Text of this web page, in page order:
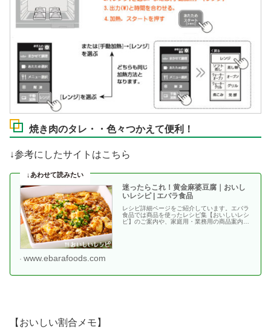
焼き肉のタレ・・色々つかえて便利！
↓参考にしたサイトはこちら
迷ったらこれ！黄金麻婆豆腐｜おいし
いレシピ | エバラ食品
レシピ詳細ページをご紹介しています。エバラ
食品では商品を使ったレシピ集【おいしいレシ
ピ】のご案内や、家庭用・業務用の商品案内、
www.ebarafoods.com
【おいしい割合メモ】